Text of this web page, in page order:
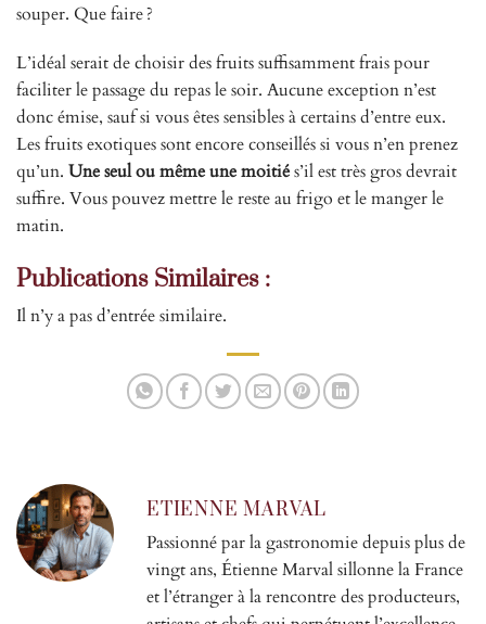
souper. Que faire ?
L’idéal serait de choisir des fruits suffisamment frais pour
faciliter le passage du repas le soir. Aucune exception n’est
donc émise, sauf si vous êtes sensibles à certains d’entre eux.
Les fruits exotiques sont encore conseillés si vous n’en prenez
qu’un. Une seul ou même une moitiés’il est très gros devrait
suffire. Vous pouvez mettre le reste au frigo et le manger le
matin.
Publications Similaires :
Il n’y a pas d’entrée similaire.
ETIENNE MARVAL
Passionné par la gastronomie depuis plus de
vingt ans, Étienne Marval sillonne la France
et l’étranger à la rencontre des producteurs,